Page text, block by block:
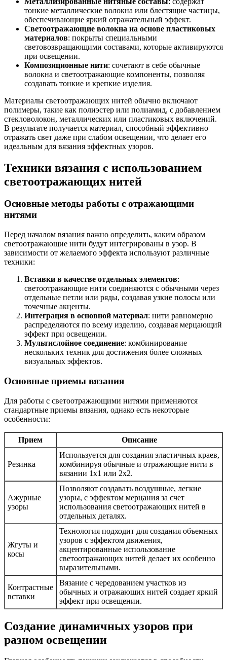
тонкие металлические волокна или блестящие частицы,
обеспечивающие яркий отражательный эффект.
Светоотражающие волокна на основе пластиковых
материалов: покрыты специальными
световозвращающими составами, которые активируются
при освещении.
Композиционные нити: сочетают в себе обычные
волокна и светоотражающие компоненты, позволяя
создавать тонкие и крепкие изделия.
Материалы светоотражающих нитей обычно включают
полимеры, такие как полиэстер или полиамид, с добавлением
стекловолокон, металлических или пластиковых включений.
В результате получается материал, способный эффективно
отражать свет даже при слабом освещении, что делает его
идеальным для вязания эффектных узоров.
Техники вязания с использованием
светоотражающих нитей
Основные методы работы с отражающими
нитями
Перед началом вязания важно определить, каким образом
светоотражающие нити будут интегрированы в узор. В
зависимости от желаемого эффекта используют различные
техники:
Вставки в качестве отдельных элементов:
светоотражающие нити соединяются с обычными через
отдельные петли или ряды, создавая узкие полосы или
точечные акценты.
Интеграция в основной материал: нити равномерно
распределяются по всему изделию, создавая мерцающий
эффект при освещении.
Мультислойное соединение: комбинирование
нескольких техник для достижения более сложных
визуальных эффектов.
Основные приемы вязания
Для работы с светоотражающими нитями применяются
стандартные приемы вязания, однако есть некоторые
особенности:
Прием Описание
Резинка
Используется для создания эластичных краев,
комбинируя обычные и отражающие нити в
вязании 1х1 или 2х2.
Ажурные
узоры
Позволяют создавать воздушные, легкие
узоры, с эффектом мерцания за счет
использования светоотражающих нитей в
отдельных деталях.
Жгуты и
косы
Технология подходит для создания объемных
узоров с эффектом движения,
акцентированные использование
светоотражающих нитей делает их особенно
выразительными.
Контрастные
вставки
Вязание с чередованием участков из
обычных и отражающих нитей создает яркий
эффект при освещении.
Создание динамичных узоров при
разном освещении